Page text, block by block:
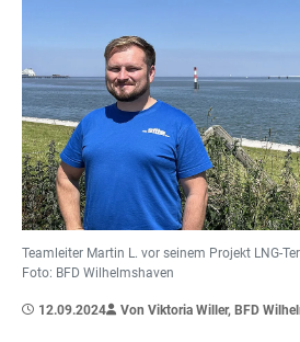
Teamleiter Martin L. vor seinem Projekt LNG-
Foto: BFD Wilhelmshaven
12.09.2024 Von Viktoria Willer, BFD